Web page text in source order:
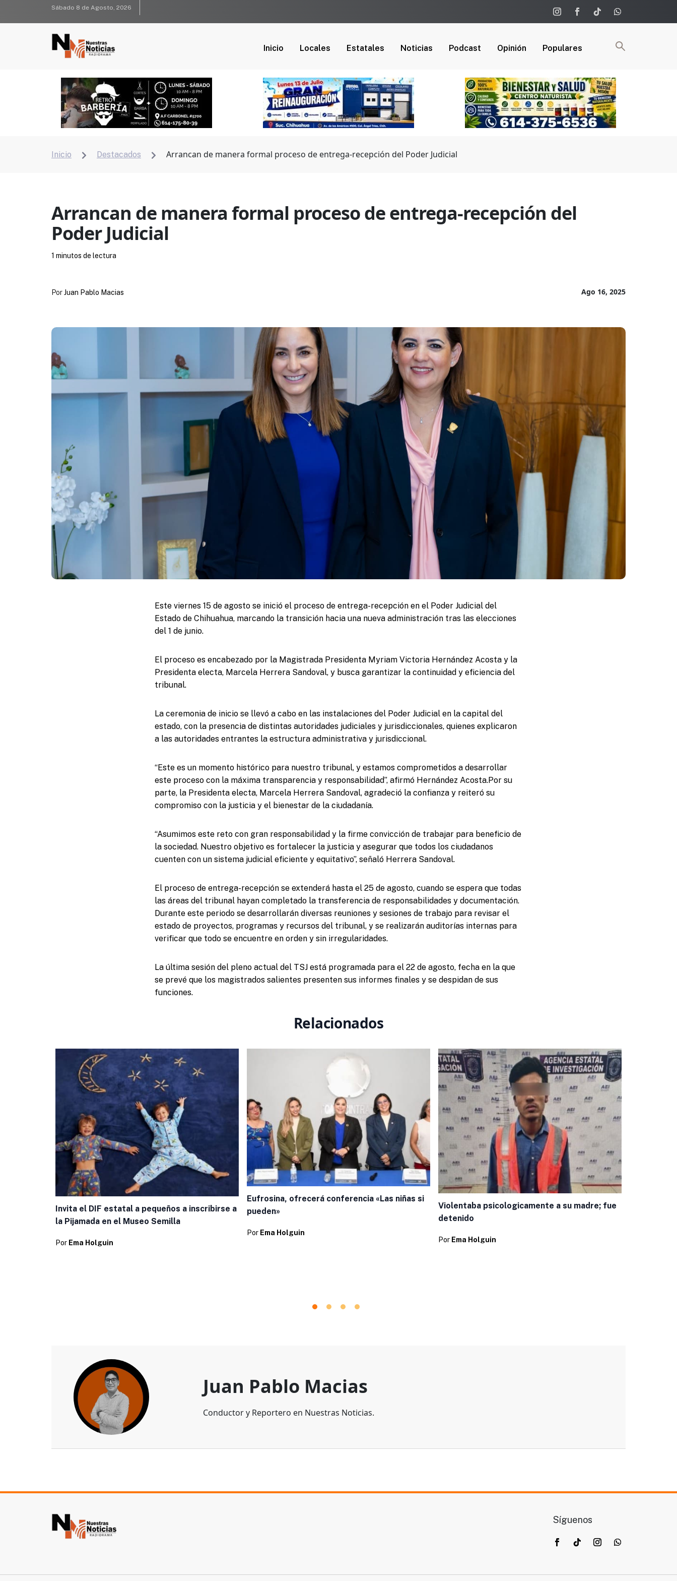
Sábado 8 de Agosto, 2026
Inicio Locales Estatales Noticias Podcast Opinión Populares
Inicio  Destacados  Arrancan de manera formal proceso de entrega-recepción del Poder Judicial
Arrancan de manera formal proceso de entrega-recepción del
Poder Judicial
Ago 16, 2025
PorJuan Pablo Macias
1 minutos de lectura
Este viernes 15 de agosto se inició el proceso de entrega-recepción en el Poder Judicial del
Estado de Chihuahua, marcando la transición hacia una nueva administración tras las elecciones
del 1 de junio.
El proceso es encabezado por la Magistrada Presidenta Myriam Victoria Hernández Acosta y la
Presidenta electa, Marcela Herrera Sandoval, y busca garantizar la continuidad y eficiencia del
tribunal.
La ceremonia de inicio se llevó a cabo en las instalaciones del Poder Judicial en la capital del
estado, con la presencia de distintas autoridades judiciales y jurisdiccionales, quienes explicaron
a las autoridades entrantes la estructura administrativa y jurisdiccional.
“Este es un momento histórico para nuestro tribunal, y estamos comprometidos a desarrollar
este proceso con la máxima transparencia y responsabilidad”, afirmó Hernández Acosta.Por su
parte, la Presidenta electa, Marcela Herrera Sandoval, agradeció la confianza y reiteró su
compromiso con la justicia y el bienestar de la ciudadanía.
“Asumimos este reto con gran responsabilidad y la firme convicción de trabajar para beneficio de
la sociedad. Nuestro objetivo es fortalecer la justicia y asegurar que todos los ciudadanos
cuenten con un sistema judicial eficiente y equitativo”, señaló Herrera Sandoval.
El proceso de entrega-recepción se extenderá hasta el 25 de agosto, cuando se espera que todas
las áreas del tribunal hayan completado la transferencia de responsabilidades y documentación.
Durante este periodo se desarrollarán diversas reuniones y sesiones de trabajo para revisar el
estado de proyectos, programas y recursos del tribunal, y se realizarán auditorías internas para
verificar que todo se encuentre en orden y sin irregularidades.
La última sesión del pleno actual del TSJ está programada para el 22 de agosto, fecha en la que
se prevé que los magistrados salientes presenten sus informes finales y se despidan de sus
funciones.
Relacionados
Invita el DIF estatal a pequeños a inscribirse a
la Pijamada en el Museo Semilla
Por Ema Holguin
Eufrosina, ofrecerá conferencia «Las niñas si
pueden»
Por Ema Holguin
Violentaba psicologicamente a su madre; fue
detenido
Por Ema Holguin
Juan Pablo Macias
Conductor y Reportero en Nuestras Noticias.
Síguenos